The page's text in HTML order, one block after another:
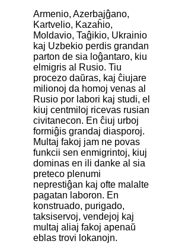
Armenio, Azerbajĝano,
Kartvelio, Kazaĥio,
Moldavio, Taĝikio, Ukrainio
kaj Uzbekio perdis grandan
parton de sia loĝantaro, kiu
elmigris al Rusio. Tiu
procezo daŭras, kaj ĉiujare
milionoj da homoj venas al
Rusio por labori kaj studi, el
kiuj centmiloj ricevas rusian
civitanecon. En ĉiuj urboj
formiĝis grandaj diasporoj.
Multaj fakoj jam ne povas
funkcii sen enmigrintoj, kiuj
dominas en ili danke al sia
preteco plenumi
neprestiĝan kaj ofte malalte
pagatan laboron. En
konstruado, purigado,
taksiservoj, vendejoj kaj
multaj aliaj fakoj apenaŭ
eblas trovi lokanojn.